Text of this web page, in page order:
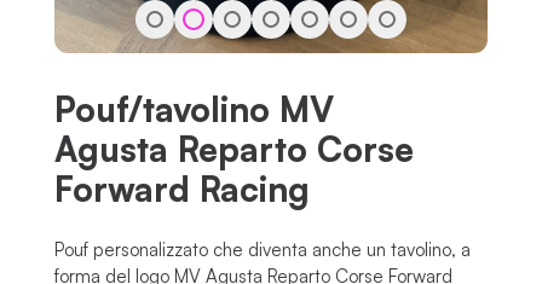
Pouf/tavolino MV
Agusta Reparto Corse
Forward Racing
Pouf personalizzato che diventa anche un tavolino, a
forma del logo MV Agusta Reparto Corse Forward